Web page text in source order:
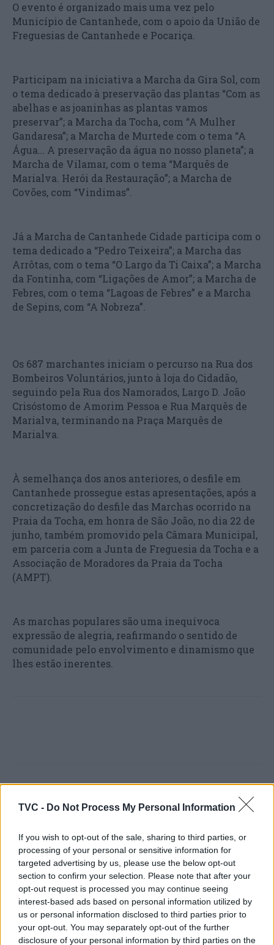
TVC - Do Not Process My Personal Information
If you wish to opt-out of the sale, sharing to third parties, or
processing of your personal or sensitive information for
targeted advertising by us, please use the below opt-out
section to confirm your selection. Please note that after your
opt-out request is processed you may continue seeing
interest-based ads based on personal information utilized by
us or personal information disclosed to third parties prior to
your opt-out. You may separately opt-out of the further
disclosure of your personal information by third parties on the
O evento é organizado mais uma vez pelo
Município de Cantanhede, com o apoio da União de
Freguesias de Cantanhede e Pocariça.
Participam na iniciativa a Marcha da Gira Sol, com
o tema dedicado à preservação das plantas “Com as
abelhas e as joaninhas as plantas vamos
preservar”; a Marcha da Tocha, com “A Mulher
Gandaresa”; a Marcha de Murtede com o tema “A
Água… A preservação da água no nosso planeta”; a
Marcha de Vilamar, com o tema “Marquês de
Marialva. Herói da Restauração”; a Marcha de
Covões, com “Vindimas”.
Já a Marcha de Cantanhede Cidade participa com o
tema dedicado a “Pedro Teixeira”; a Marcha das
Arrôtas, com o tema “O Largo da Ti Caixa”; a Marcha
da Fontinha, com “Ligações de Amor”; a Marcha de
Febres, com o tema “Lagoas de Febres” e a Marcha
de Sepins, com “A Nobreza”.
Os 687 marchantes iniciam o percurso na Rua dos
Bombeiros Voluntários, junto à loja do Cidadão,
seguindo pela Rua dos Namorados, Largo D. João
Crisóstomo de Amorim Pessoa e Rua Marquês de
Marialva, terminando na Praça Marquês de
Marialva.
À semelhança dos anos anteriores, o desfile em
Cantanhede prossegue estas apresentações, após a
concretização do desfile das Marchas ocorrido na
Praia da Tocha, em honra de São João, no dia 22 de
junho, também promovido pela Câmara Municipal,
em parceria com a Junta de Freguesia da Tocha e a
Associação de Moradores da Praia da Tocha
(AMPT).
As marchas populares são uma inequívoca
expressão de alegria, reafirmando o sentido de
comunidade pelo envolvimento e dinamismo que
lhes estão inerentes.
Recrutamento de
Góis
Próximo artigo
Góis: Projeto ‘Aproximar’
aldeias de Carvalhal do
Sapo e Malhada
ARTIGOS RELACIONADOSMAIS DO AUTOR